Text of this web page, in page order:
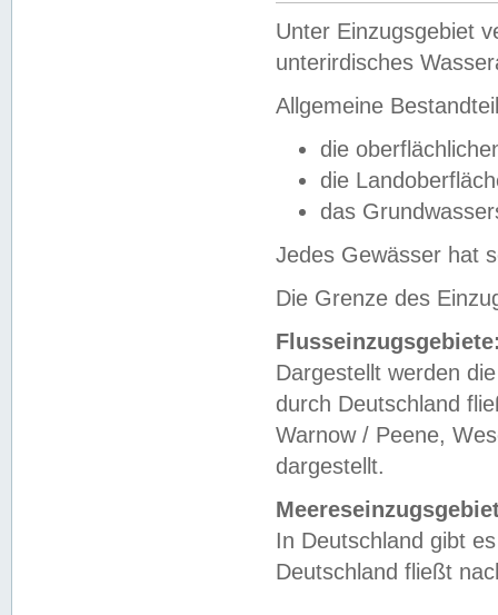
Unter Einzugsgebiet
unterirdisches
Allgemeine
die
die
das
Jedes Gewässer hat
Die Grenze des
Dargestellt werden
durch Deutschland
Warnow / Peene,
dargestellt.
In Deutschland gibt
Deutschland fließt